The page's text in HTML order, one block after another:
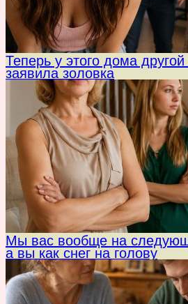
Теперь у этого дома
заявила золовка
Мы вас вообще на
а вы как снег на голову